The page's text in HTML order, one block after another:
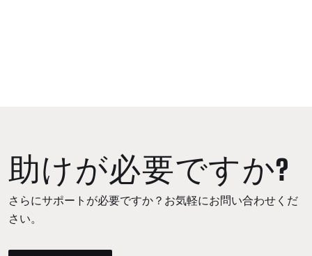
助けが必要ですか?
さらにサポートが必要ですか？お気軽にお問い合わせくだ
さい。